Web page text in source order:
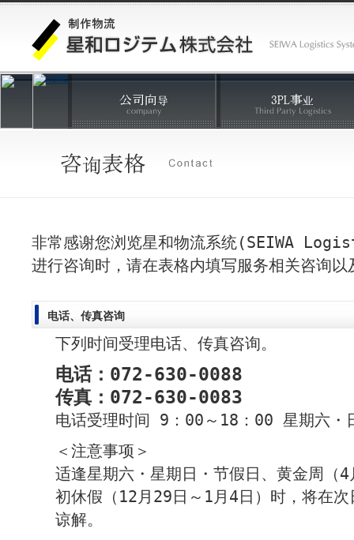
非常感谢您浏览星和物流系统(SEIWA
进行咨询时，请在表格内填写服务相关咨询
电话、传真咨询
下列时间受理电话、传真咨询。
电话：072-630-0088
传真：072-630-0083
电话受理时间 9：00～18：00 星期六・
＜注意事项＞
适逢星期六・星期日・节假日、黄金周（
初休假（12月29日～1月4日）时，将在
谅解。